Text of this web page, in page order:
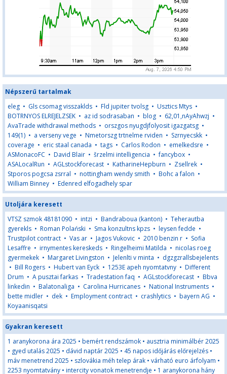
Népszerű tartalmak
eleg • Gls csomag visszaklds • Fld jupiter tvolsg • Usztics Mtys •
BOTRNYOS ELREJELZSEK • az id sodrasaban • blog • 62,01,nAyAhwzj •
AvaTrade withdrawal methods • orszgos nyugdjfolyosit igazgatsg •
149(1) • a verseny vege • Nmetorszg trtnelme rviden • Szrnyecskk •
coverage • eric staal canada • tags • Carlos Rodon • emelkedsre •
ASMonacoFC • David Blair • šrzelmi intelligencia •fancybox •
ASALocalRun • AGLstockforecast • KatharineHepburn • Zsellrek •
Stporos pogcsa zsrral • nottingham wendy smith • Bohc a falon •
William Binney • Edenred elfogadhely spar
Utoljára keresett
VTSZ szmok 48181090 • intzi • Bandraboua (kanton) • Teherautba
gyerekls • Roman Polański • Sma konzultns kpzs • leysen fedde •
Trustpilot contract • Vas ar • Jagos Vukovic • 2010 benzin r • Sofia
Lesaffre • irnymentes kereskeds • Ringelheimi Matilda • nicolas roeg
gyermekek • Margaret Livingston • Jelenlti v minta • dgzgzrallsbejelents
• Bill Rogers • Hubert van Eyck • 1253E apeh nyomtatvny • Different
Drum • A pusztai farkas • Tradestation faq • AGLstockforecast • Bbva
linkedin • Balatonaliga • Carolina Hurricanes • National Instruments •
bette midler • dek • Employment contract • crashlytics • bayern AG •
Koyaanisqatsi
Gyakran keresett
1 aranykorona ára 2025 • bemért rendszámok • ausztria minimálbér 2025
• gyed utalás 2025 • dávid naptár 2025 • 45 napos időjárás előrejelzés •
máv menetrend 2025 • szlovákia méh telep árak • várható euro árfolyam •
2253 nyomtatvány • intercity vonatok menetrendje • 1 aranykorona hány